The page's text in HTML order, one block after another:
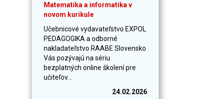
Matematika a informatika v
novom kurikule
Učebnicové vydavateľstvo EXPOL
PEDAGOGIKA a odborné
nakladateľstvo RAABE Slovensko
Vás pozývajú na sériu
bezplatných online školení pre
učiteľov...
24.02.2026